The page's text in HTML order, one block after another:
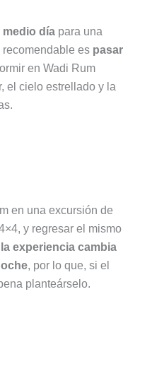
medio díapara una
es pasar
en Wadi Rum
el cielo estrellado y la
en una excursión de
y regresar el mismo
la experiencia cambia
, por lo que, si el
planteárselo.